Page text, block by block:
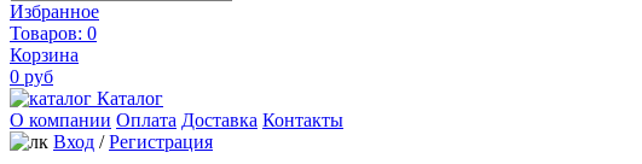
Избранное
Товаров: 0
Корзина
0 руб
Каталог
О компании Оплата Доставка Контакты
Вход / Регистрация